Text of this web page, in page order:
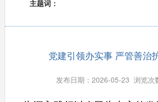
主题词：
党建引领办实事 严管善治
发布日期：2026-05-23 浏览次